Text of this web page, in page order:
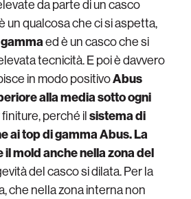
da parte di un casco
un qualcosa che ci si aspetta,
ed è un casco che si
tecnicità. E poi è davvero
in modo positivoAbus
alla media sotto ogni
finiture, perché ilsistema di
ai top di gamma Abus. La
il moldanche nella zona del
del casco si dilata. Per la
che nella zona interna non